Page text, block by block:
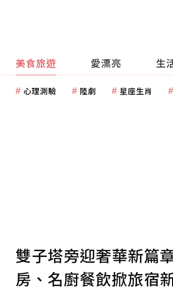
美食旅遊 愛漂亮 生
心理測驗 陸劇 星座生肖
雙子塔旁迎奢華新篇
房、名廚餐飲掀旅宿